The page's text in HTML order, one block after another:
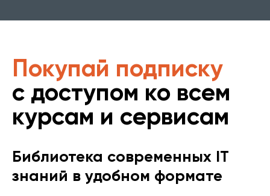
Покупай подписку
с доступом ко всем
курсам и сервисам
Библиотека современных IT
знаний в удобном формате